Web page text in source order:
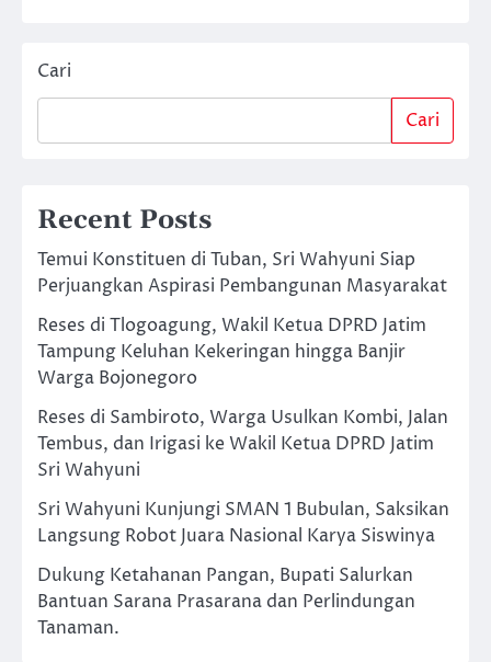
Cari
Cari
Recent Posts
Temui Konstituen di Tuban, Sri Wahyuni Siap
Perjuangkan Aspirasi Pembangunan Masyarakat
Reses di Tlogoagung, Wakil Ketua DPRD Jatim
Tampung Keluhan Kekeringan hingga Banjir
Warga Bojonegoro
Reses di Sambiroto, Warga Usulkan Kombi, Jalan
Tembus, dan Irigasi ke Wakil Ketua DPRD Jatim
Sri Wahyuni
Sri Wahyuni Kunjungi SMAN 1 Bubulan, Saksikan
Langsung Robot Juara Nasional Karya Siswinya
Dukung Ketahanan Pangan, Bupati Salurkan
Bantuan Sarana Prasarana dan Perlindungan
Tanaman.